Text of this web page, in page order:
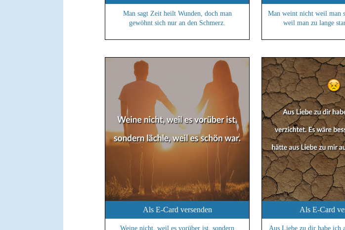
Man sagt Zeit heilt Wunden, doch man
gewöhnt sich nur an den Schmerz.
Man weint nicht weil man
weil man zu lange
Als E-Card versenden
Weine nicht, weil es vorüber ist, sondern
Als E-Card
Aus Liebe zu dir habe ich